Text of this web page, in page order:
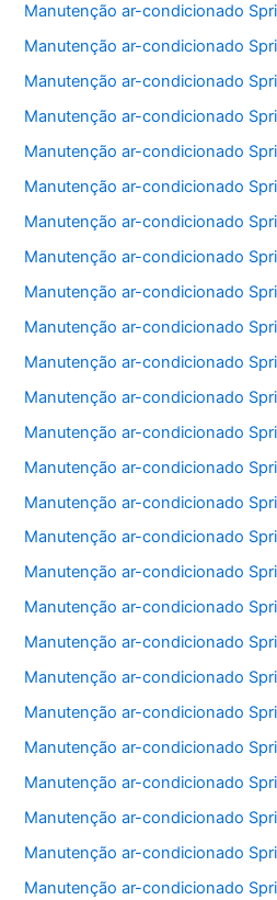
Manutenção ar-condicionado
Manutenção ar-condicionado
Manutenção ar-condicionado
Manutenção ar-condicionado
Manutenção ar-condicionado
Manutenção ar-condicionado
Manutenção ar-condicionado
Manutenção ar-condicionado
Manutenção ar-condicionado
Manutenção ar-condicionado
Manutenção ar-condicionado
Manutenção ar-condicionado
Manutenção ar-condicionado
Manutenção ar-condicionado
Manutenção ar-condicionado
Manutenção ar-condicionado
Manutenção ar-condicionado
Manutenção ar-condicionado
Manutenção ar-condicionado
Manutenção ar-condicionado
Manutenção ar-condicionado
Manutenção ar-condicionado
Manutenção ar-condicionado
Manutenção ar-condicionado
Manutenção ar-condicionado
Manutenção ar-condicionado